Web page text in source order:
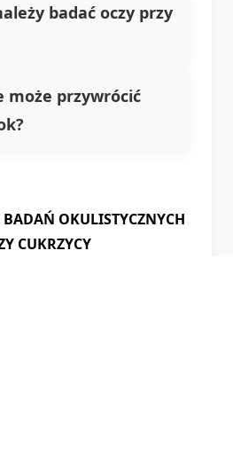
badać oczy przy
może przywrócić
BADAŃ OKULISTYCZNYCH
CUKRZYCY